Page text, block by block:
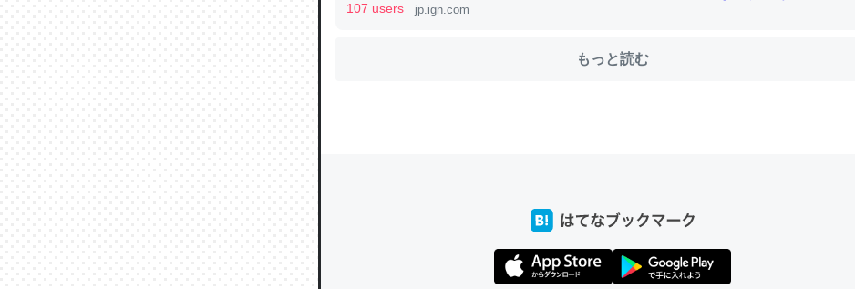
─たまにLINEするくらいだった遠方の父67歳と僕。ITツール導入でコミュニケーションが劇的に変化し
─たまにLINEするくらいだった遠方の父67歳と僕。ITツール導入でコミュニケーションが劇的に変化し
107 users jp.ign.com
もっと読む